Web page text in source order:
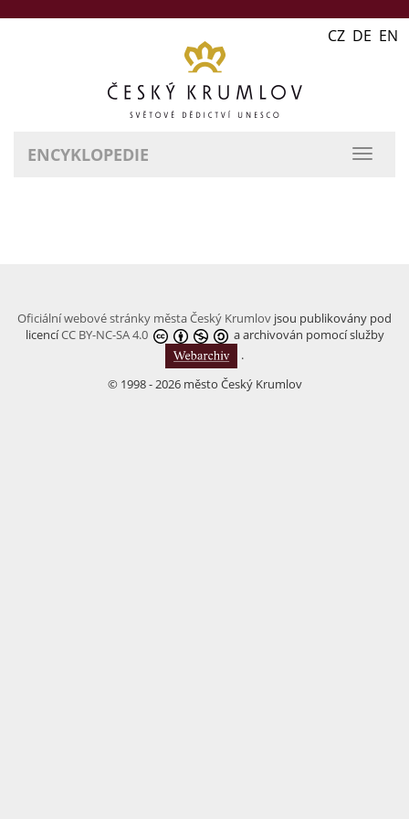
CZ DE EN
ENCYKLOPEDIE
Oficiální webové stránky města Český Krumlov jsou publikovány pod
licencíCC BY-NC-SA 4.0
a archivován pomocí služby
.
© 1998 - 2026 město Český Krumlov